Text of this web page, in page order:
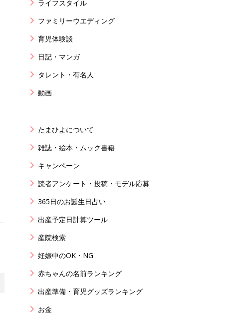
ライフスタイル
ファミリーウエディング
育児体験談
日記・マンガ
タレント・有名人
動画
たまひよについて
雑誌・絵本・ムック書籍
キャンペーン
読者アンケート・投稿・モデル応募
365日のお誕生日占い
出産予定日計算ツール
産院検索
妊娠中のOK・NG
赤ちゃんの名前ランキング
出産準備・育児グッズランキング
お金